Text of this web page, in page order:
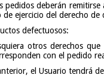
pedidos deberán
ejercicio del derecho de
defectuosos:
otros derechos
con el pedido
el Usuario tendrá